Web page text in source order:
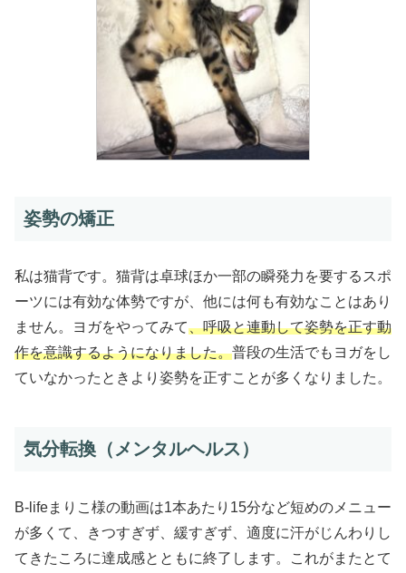
姿勢の矯正
私は猫背です。猫背は卓球ほか一部の瞬発力を要するスポ
ーツには有効な体勢ですが、他には何も有効なことはあり
ません。ヨガをやってみて、呼吸と連動して姿勢を正す動
作を意識するようになりました。普段の生活でもヨガをし
ていなかったときより姿勢を正すことが多くなりました。
気分転換（メンタルヘルス）
B-lifeまりこ様の動画は1本あたり15分など短めのメニュー
が多くて、きつすぎず、緩すぎず、適度に汗がじんわりし
てきたころに達成感とともに終了します。これがまたとて